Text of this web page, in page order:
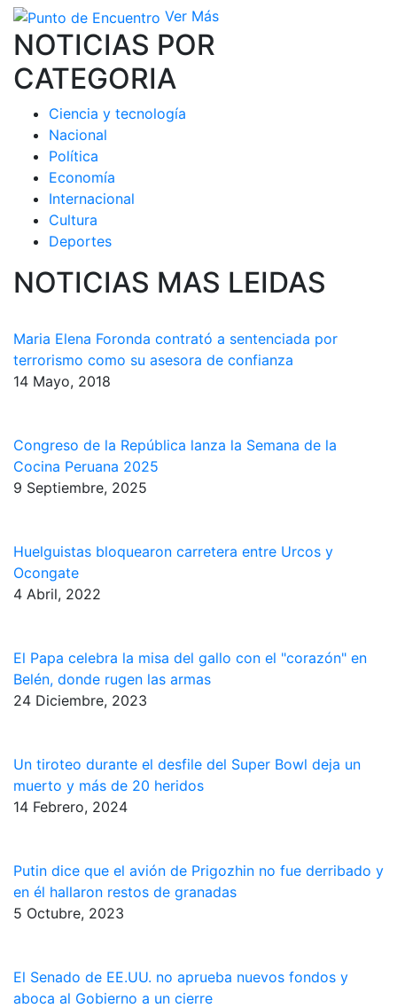
Ver Más
NOTICIAS POR
CATEGORIA
Ciencia y tecnología
Nacional
Política
Economía
Internacional
Cultura
Deportes
NOTICIAS MAS LEIDAS
Maria Elena Foronda contrató a sentenciada por
terrorismo como su asesora de confianza
14 Mayo, 2018
Congreso de la República lanza la Semana de la
Cocina Peruana 2025
9 Septiembre, 2025
Huelguistas bloquearon carretera entre Urcos y
Ocongate
4 Abril, 2022
El Papa celebra la misa del gallo con el "corazón" en
Belén, donde rugen las armas
24 Diciembre, 2023
Un tiroteo durante el desfile del Super Bowl deja un
muerto y más de 20 heridos
14 Febrero, 2024
Putin dice que el avión de Prigozhin no fue derribado y
en él hallaron restos de granadas
5 Octubre, 2023
El Senado de EE.UU. no aprueba nuevos fondos y
aboca al Gobierno a un cierre